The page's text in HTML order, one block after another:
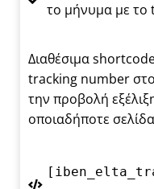
το μήνυμα με το
Διαθέσιμα
tracking number
την προβολή
οποιαδήποτε